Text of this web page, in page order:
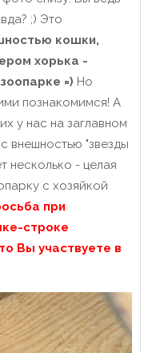
;) Это
кошки,
хорька -
=) Но
познакомимся! А
у нас на заглавном
внешностью "звезды
несколько - целая
с хозяйкой
при
строке
Вы участвуете в